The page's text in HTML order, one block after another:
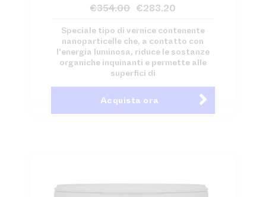
€354.00 €283.20
Speciale tipo di vernice contenente
nanoparticelle che, a contatto con
l'energia luminosa, riduce le sostanze
organiche inquinanti e permette alle
superfici di
Acquista ora